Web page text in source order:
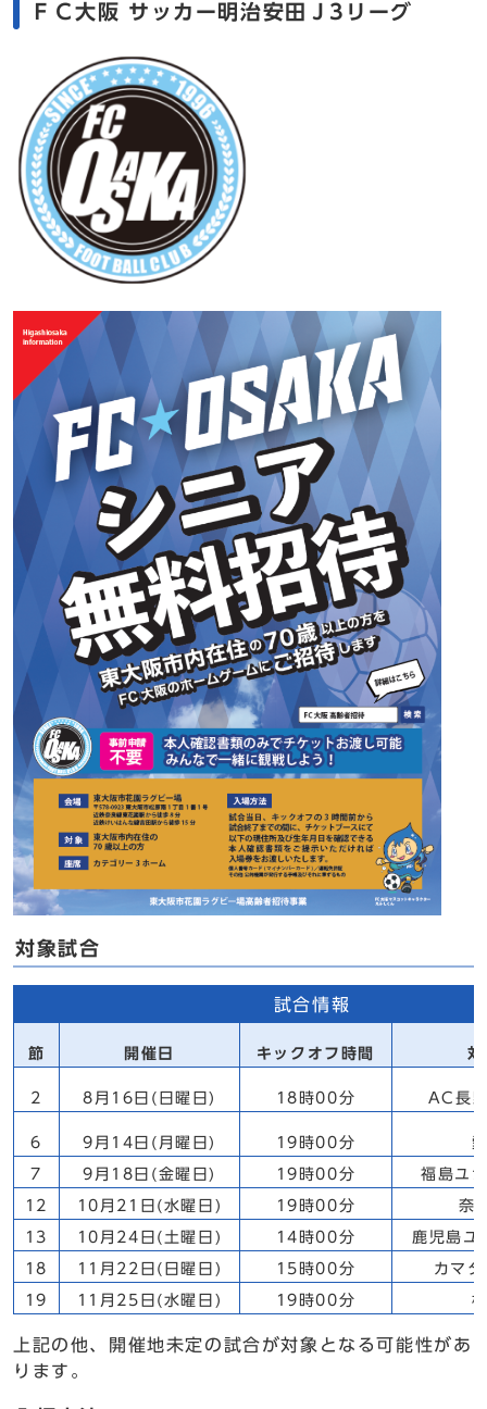
ＦＣ大阪 サッカー明治安田Ｊ3リーグ
対象試合
試合情報
節 開催日 キックオフ時間 対
2 8月16日(日曜日) 18時00分 AC長
6 9月14日(月曜日) 19時00分
7 9月18日(金曜日) 19時00分 福島ユ
12 10月21日(水曜日) 19時00分 奈
13 10月24日(土曜日) 14時00分 鹿児島ユ
18 11月22日(日曜日) 15時00分 カマ
19 11月25日(水曜日) 19時00分
上記の他、開催地未定の試合が対象となる可能性があ
ります。